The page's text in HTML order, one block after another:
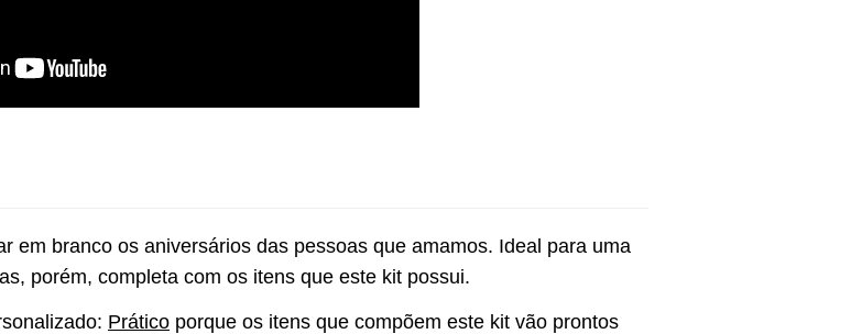
em branco os aniversários das pessoas que amamos. Ideal para uma
porém, completa com os itens que este kit possui.
Prático porque os itens que compõem este kit vão prontos